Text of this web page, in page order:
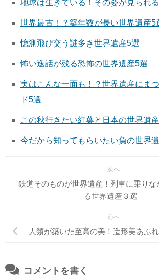
地球は生きている！その姿が見られ
世界最古！？築年数が長い世界遺産5
憶測飛び交う謎多き世界遺産5選
怖い逸話が残る恐怖の世界遺産5選
実はこんな一面も！？世界遺産にま
ド5選
この秋行きたい紅葉と日本の世界遺
今だから知ってもらいたい負の世界
次へ
鉄道そのものが世界遺産！列車に乗りな
る世界遺産３選
前へ
人類が築いた至高の美！造形美あふ
コメントを書く